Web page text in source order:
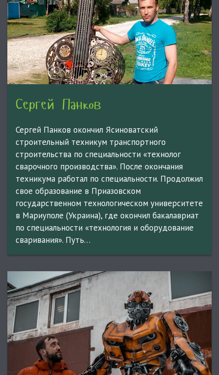
Сергей Панков
Сергей Панков окончил Ясиноватский
строительный техникум транспортного
строительства по специальности «технолог
сварочного производства». После окончания
техникума работал по специальности. Продолжил
свое образование в Приазовском
государственном технологическом университете
в Мариуполе (Украина), где окончил бакалавриат
по специальности «технология и оборудование
сваривания». Путь…